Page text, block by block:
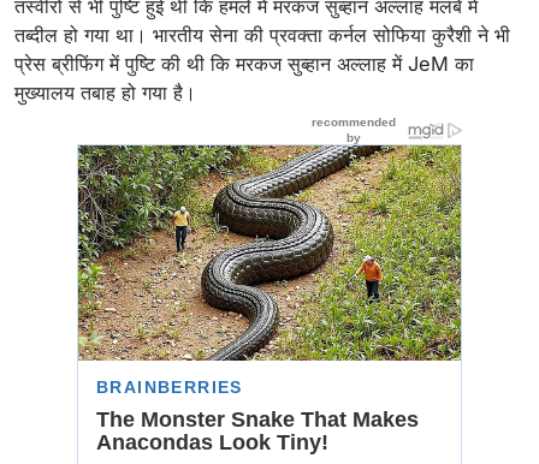
तस्वीरों से भी पुष्टि हुई थी कि हमले में मरकज सुब्हान अल्लाह मलबे में
तब्दील हो गया था। भारतीय सेना की प्रवक्ता कर्नल सोफिया कुरैशी ने भी
प्रेस ब्रीफिंग में पुष्टि की थी कि मरकज सुब्हान अल्लाह में JeM का
मुख्यालय तबाह हो गया है।